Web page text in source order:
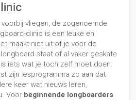
vliegen, de zogenoemde
clinic is een leuke en
maakt niet uit of je voor de
staat of al vaker geskate
iets wat je toch zelf moet doen.
zijn lesprogramma zo aan dat
keer wat nieuws leren,
Voor beginnende longboarders